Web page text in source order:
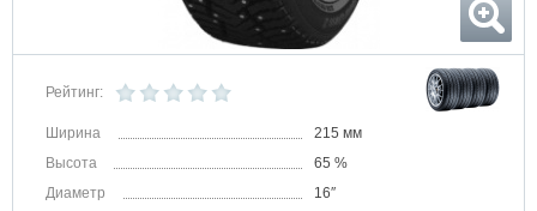
Рейтинг:
Ширина
215 мм
Высота
65 %
Диаметр
16″